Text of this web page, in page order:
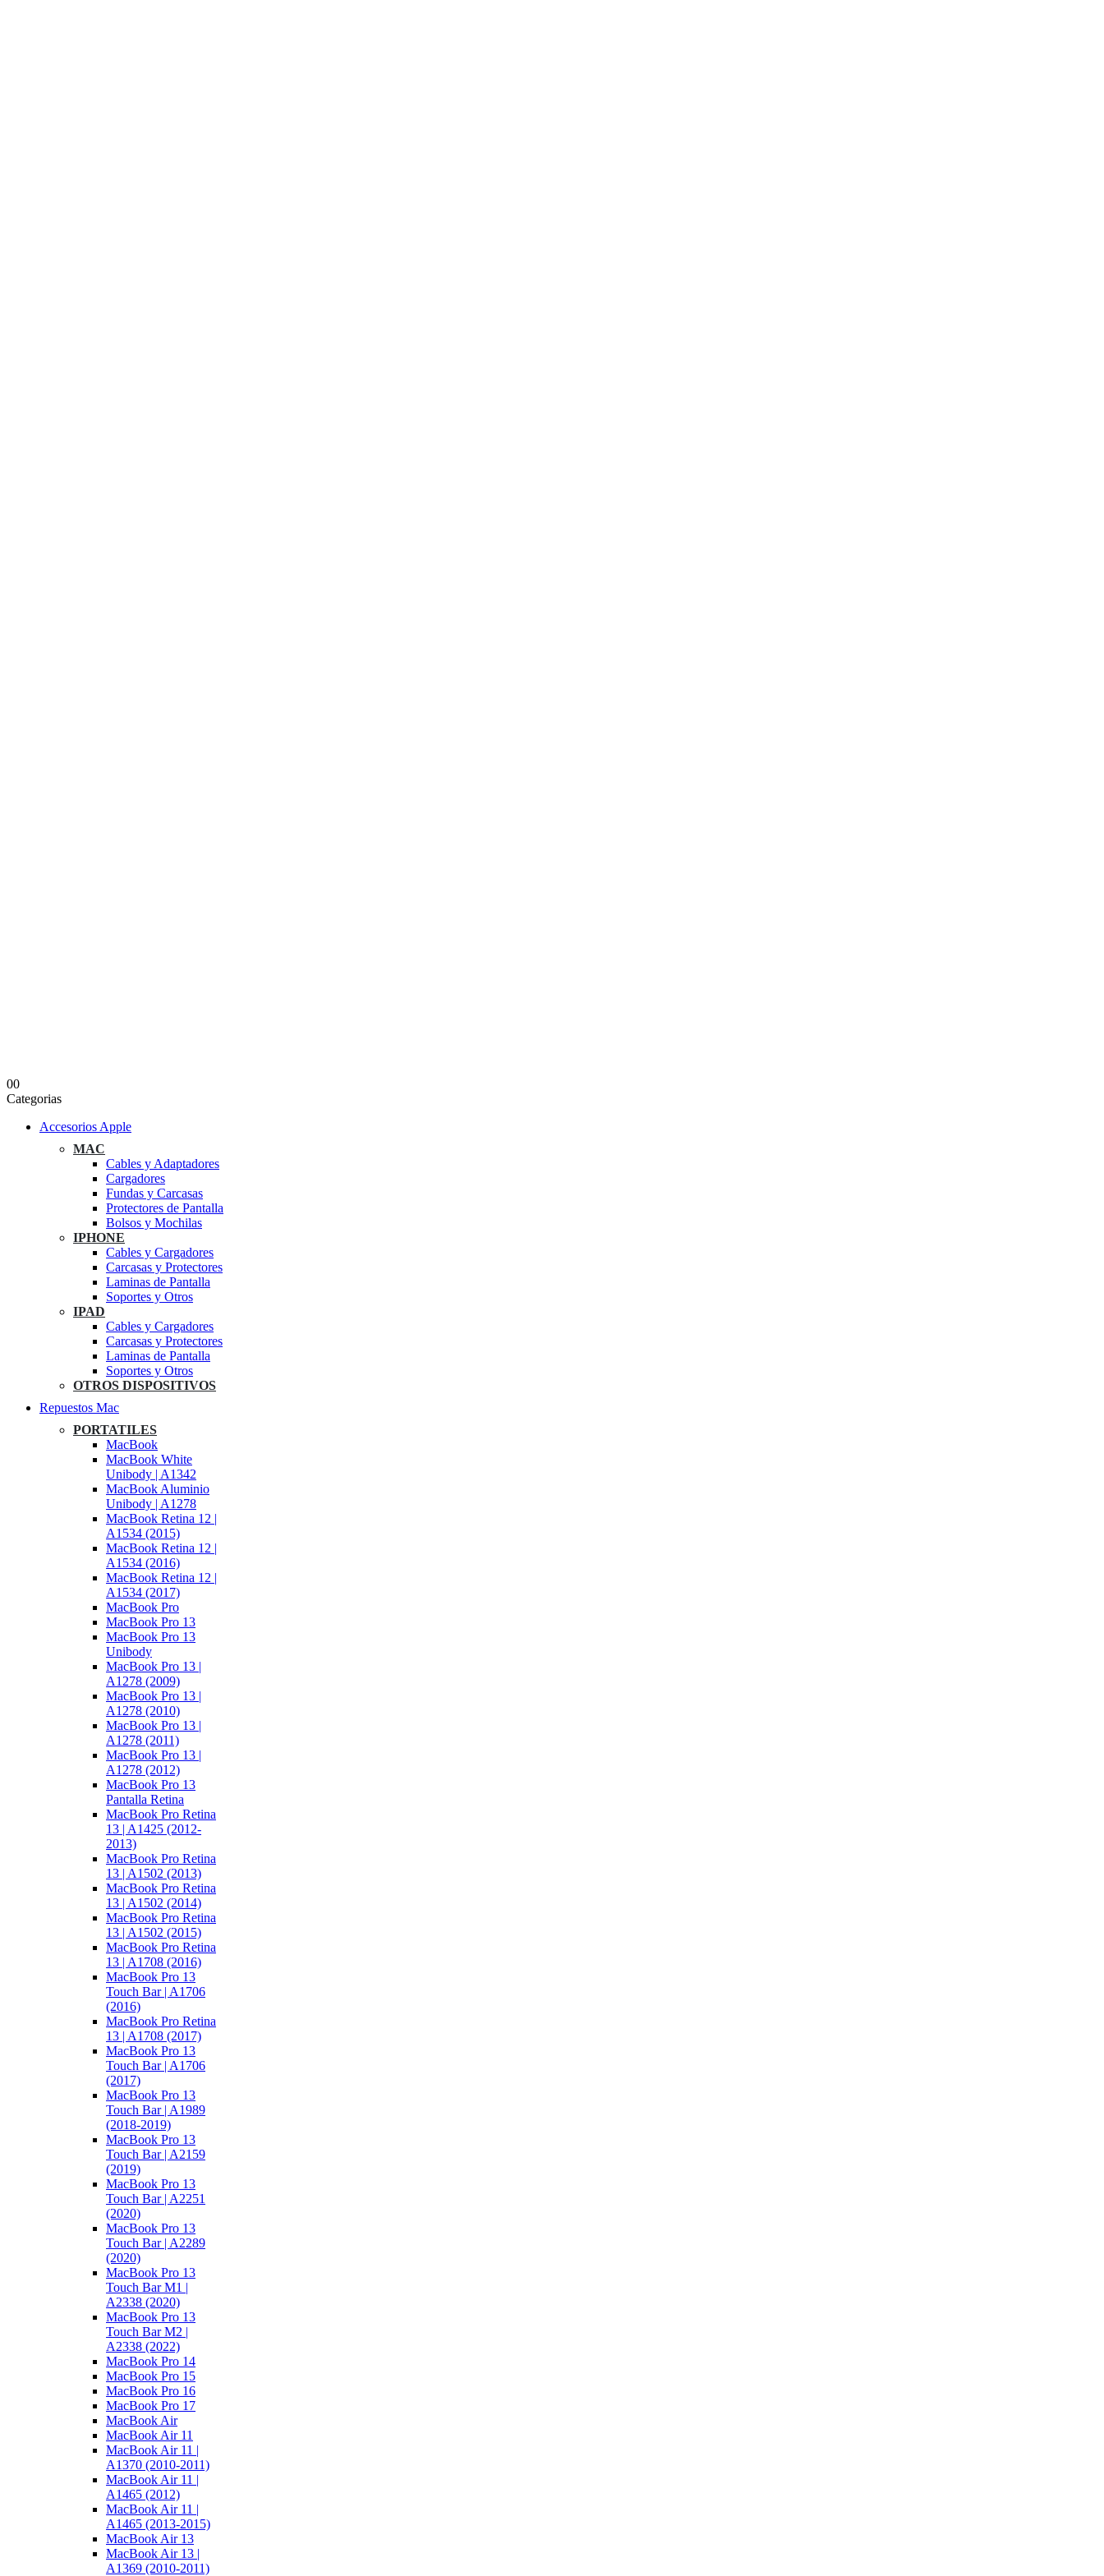
00
Categorias
Accesorios Apple
MAC
Cables y Adaptadores
Cargadores
Fundas y Carcasas
Protectores de Pantalla
Bolsos y Mochilas
IPHONE
Cables y Cargadores
Carcasas y Protectores
Laminas de Pantalla
Soportes y Otros
IPAD
Cables y Cargadores
Carcasas y Protectores
Laminas de Pantalla
Soportes y Otros
OTROS DISPOSITIVOS
Repuestos Mac
PORTATILES
MacBook
MacBook White
Unibody | A1342
MacBook Aluminio
Unibody | A1278
MacBook Retina 12 |
A1534 (2015)
MacBook Retina 12 |
A1534 (2016)
MacBook Retina 12 |
A1534 (2017)
MacBook Pro
MacBook Pro 13
MacBook Pro 13
Unibody
MacBook Pro 13 |
A1278 (2009)
MacBook Pro 13 |
A1278 (2010)
MacBook Pro 13 |
A1278 (2011)
MacBook Pro 13 |
A1278 (2012)
MacBook Pro 13
Pantalla Retina
MacBook Pro Retina
13 | A1425 (2012-
2013)
MacBook Pro Retina
13 | A1502 (2013)
MacBook Pro Retina
13 | A1502 (2014)
MacBook Pro Retina
13 | A1502 (2015)
MacBook Pro Retina
13 | A1708 (2016)
MacBook Pro 13
Touch Bar | A1706
(2016)
MacBook Pro Retina
13 | A1708 (2017)
MacBook Pro 13
Touch Bar | A1706
(2017)
MacBook Pro 13
Touch Bar | A1989
(2018-2019)
MacBook Pro 13
Touch Bar | A2159
(2019)
MacBook Pro 13
Touch Bar | A2251
(2020)
MacBook Pro 13
Touch Bar | A2289
(2020)
MacBook Pro 13
Touch Bar M1 |
A2338 (2020)
MacBook Pro 13
Touch Bar M2 |
A2338 (2022)
MacBook Pro 14
MacBook Pro 15
MacBook Pro 16
MacBook Pro 17
MacBook Air
MacBook Air 11
MacBook Air 11 |
A1370 (2010-2011)
MacBook Air 11 |
A1465 (2012)
MacBook Air 11 |
A1465 (2013-2015)
MacBook Air 13
MacBook Air 13 |
A1369 (2010-2011)